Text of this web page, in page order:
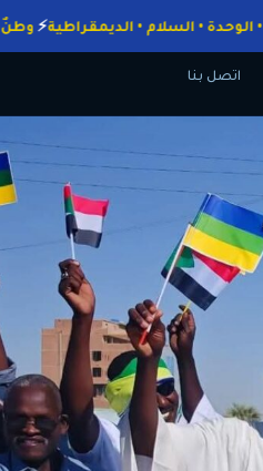
الحرية • الوحدة • السلام • الديمقراطية
اتصل بنا